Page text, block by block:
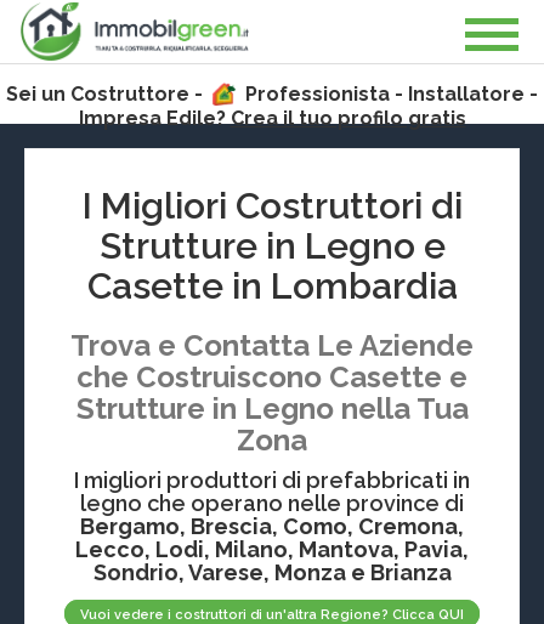
Sei un Costruttore -
Professionista - Installatore -
Impresa Edile?Crea il tuo profilo gratis
I Migliori Costruttori di
Strutture in Legno e
Casette in Lombardia
Trova e Contatta Le Aziende
che Costruiscono Casette e
Strutture in Legno nella Tua
Zona
I migliori produttori di prefabbricati in
legno che operano nelle province di
Bergamo, Brescia, Como, Cremona,
Lecco, Lodi, Milano, Mantova, Pavia,
Sondrio, Varese, Monza e Brianza
Vuoi vedere i costruttori di un'altra Regione? Clicca QUI